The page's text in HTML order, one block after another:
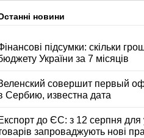
новини
підсумки: скільки
України за 7 місяців
совершит первый
Сербию, известна дата
до ЄС: з 12 серпня для
запроваджують нові